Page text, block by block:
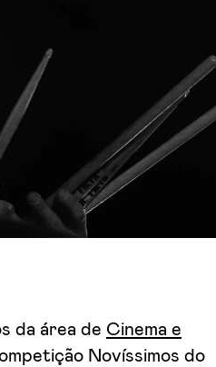
da área de Cinema e
Novíssimos do